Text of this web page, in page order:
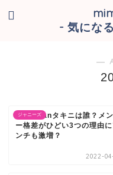
- 気にな
―
ジャニーズ
SnowManタキニは誰？メ
ー格差がひどい3つの理由
ンチも激増？
2022-